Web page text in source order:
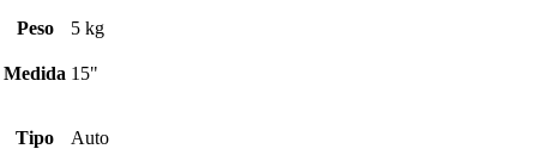
Peso 5 kg
Medida 15"
Tipo Auto